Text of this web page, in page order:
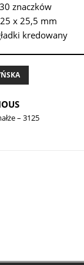
30 znaczków
x 25,5 mm
kredowany
– 3125